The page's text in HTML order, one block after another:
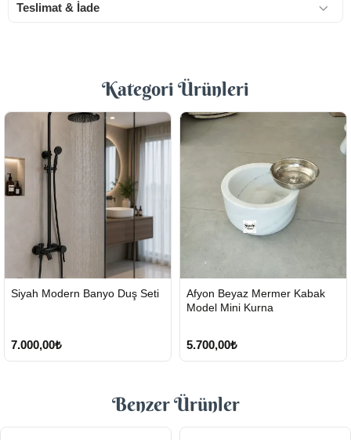
Teslimat & İade
Kategori Ürünleri
GÖNDERİ
Siyah Modern Banyo Duş Seti
7.000,00₺
GÖNDERİ
Afyon Beyaz Mermer Kabak
Model Mini Kurna
5.700,00₺
Benzer Ürünler